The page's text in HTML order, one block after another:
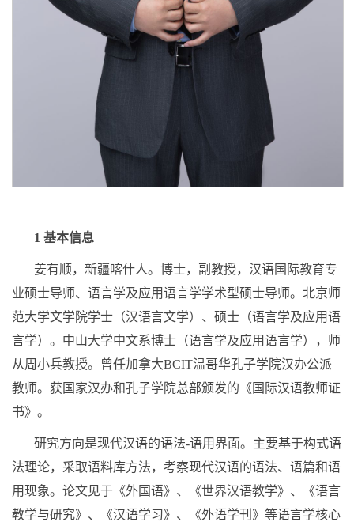
1 基本信息
姜有顺，新疆喀什人。博士，副教授，汉语国际教育专
业硕士导师、语言学及应用语言学学术型硕士导师。北京师
范大学文学院学士（汉语言文学）、硕士（语言学及应用语
言学）。中山大学中文系博士（语言学及应用语言学），师
从周小兵教授。曾任加拿大BCIT温哥华孔子学院汉办公派
教师。获国家汉办和孔子学院总部颁发的《国际汉语教师证
书》。
研究方向是现代汉语的语法-语用界面。主要基于构式语
法理论，采取语料库方法，考察现代汉语的语法、语篇和语
用现象。论文见于《外国语》、《世界汉语教学》、《语言
教学与研究》、《汉语学习》、《外语学刊》等语言学核心